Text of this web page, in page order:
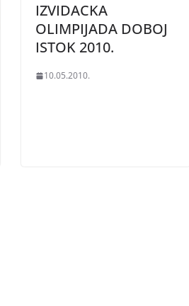
IZVIDACKA
OLIMPIJADA DOBOJ
ISTOK 2010.
10.05.2010.